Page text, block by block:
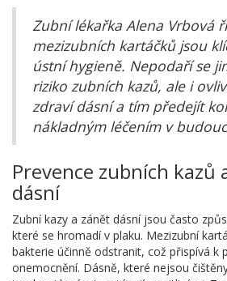
Zubní lékařka Alena Vrbová
mezizubních kartáčků jsou
ústní hygieně. Nepodaří se
riziko zubních kazů, ale i
zdraví dásní a tím předejít
nákladným léčením v
Prevence zubních kazů
dásní
Zubní kazy a zánět dásní jsou často
které se hromadí v plaku. Mezizubní
bakterie účinně odstranit, což přispívá k
onemocnění. Dásně, které nejsou